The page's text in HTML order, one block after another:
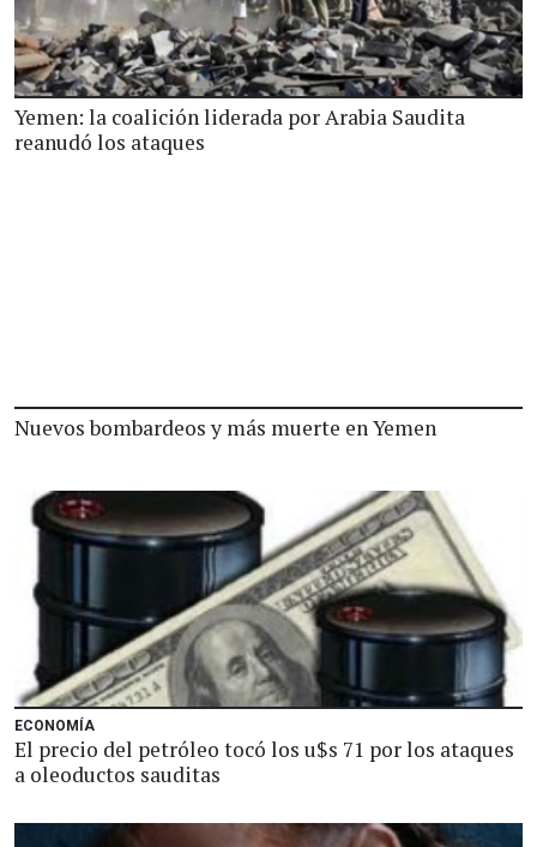
Yemen: la coalición liderada por Arabia Saudita
reanudó los ataques
Nuevos bombardeos y más muerte en Yemen
ECONOMÍA
El precio del petróleo tocó los u$s 71 por los ataques
a oleoductos sauditas